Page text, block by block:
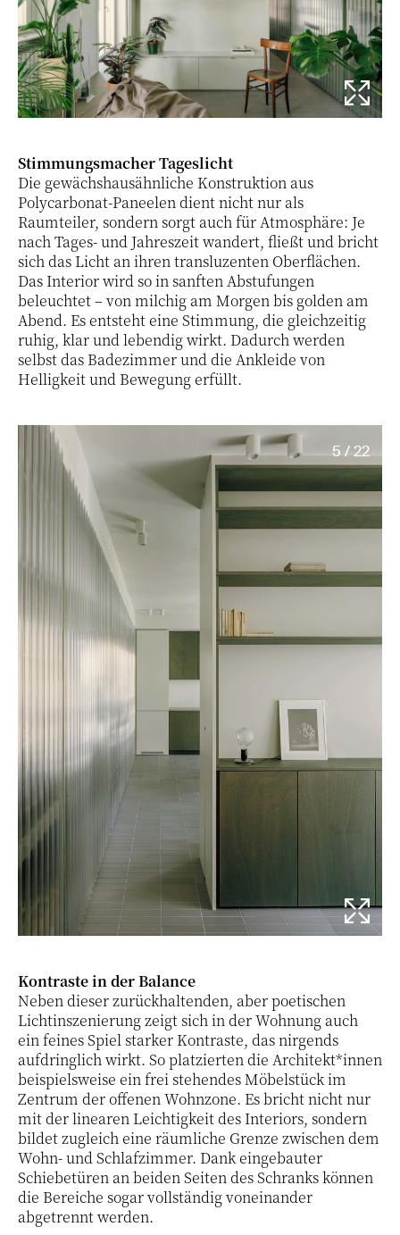
Stimmungsmacher Tageslicht
Die gewächshausähnliche Konstruktion aus
Polycarbonat-Paneelen dient nicht nur als
Raumteiler, sondern sorgt auch für Atmosphäre: Je
nach Tages- und Jahreszeit wandert, fließt und bricht
sich das Licht an ihren transluzenten Oberflächen.
Das Interior wird so in sanften Abstufungen
beleuchtet – von milchig am Morgen bis golden am
Abend. Es entsteht eine Stimmung, die gleichzeitig
ruhig, klar und lebendig wirkt. Dadurch werden
selbst das Badezimmer und die Ankleide von
Helligkeit und Bewegung erfüllt.
5 / 22
Kontraste in der Balance
Neben dieser zurückhaltenden, aber poetischen
Lichtinszenierung zeigt sich in der Wohnung auch
ein feines Spiel starker Kontraste, das nirgends
aufdringlich wirkt. So platzierten die Architekt*innen
beispielsweise ein frei stehendes Möbelstück im
Zentrum der offenen Wohnzone. Es bricht nicht nur
mit der linearen Leichtigkeit des Interiors, sondern
bildet zugleich eine räumliche Grenze zwischen dem
Wohn- und Schlafzimmer. Dank eingebauter
Schiebetüren an beiden Seiten des Schranks können
die Bereiche sogar vollständig voneinander
abgetrennt werden.